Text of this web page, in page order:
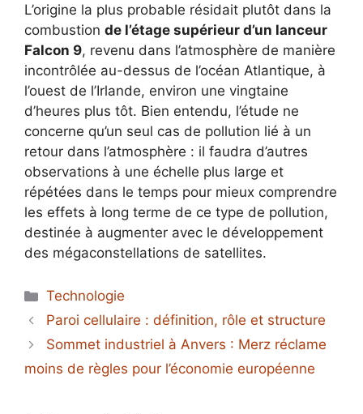
L’origine la plus probable résidait plutôt dans la
combustion de l’étage supérieur d’un lanceur
Falcon 9, revenu dans l’atmosphère de manière
incontrôlée au-dessus de l’océan Atlantique, à
l’ouest de l’Irlande, environ une vingtaine
d’heures plus tôt. Bien entendu, l’étude ne
concerne qu’un seul cas de pollution lié à un
retour dans l’atmosphère : il faudra d’autres
observations à une échelle plus large et
répétées dans le temps pour mieux comprendre
les effets à long terme de ce type de pollution,
destinée à augmenter avec le développement
des mégaconstellations de satellites.
Catégories
Technologie
Paroi cellulaire : définition, rôle et structure
Sommet industriel à Anvers : Merz réclame
moins de règles pour l’économie européenne